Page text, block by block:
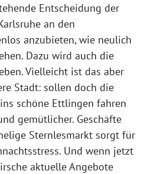
Entscheidung der
an den
anzubieten, wie neulich
Dazu wird auch die
Vielleicht ist das aber
Stadt: sollen doch die
schöne Ettlingen fahren
gemütlicher. Geschäfte
Sternlesmarkt sorgt für
Und wenn jetzt
aktuelle Angebote